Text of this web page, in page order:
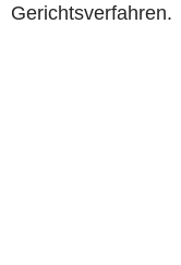
Gerichtsverfahren.